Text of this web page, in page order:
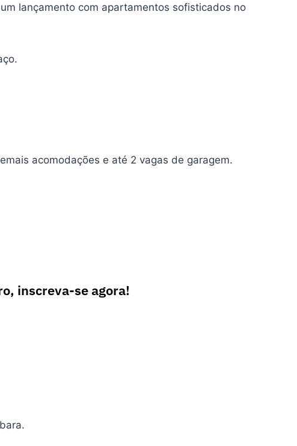
lançamento com apartamentos sofisticados no
acomodações e até 2 vagas de garagem.
inscreva-se agora!